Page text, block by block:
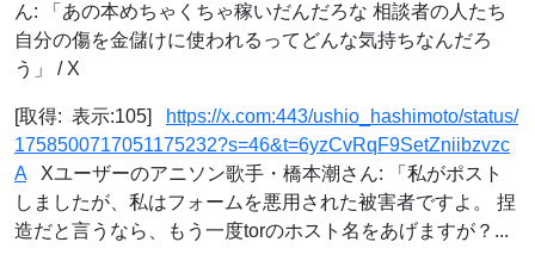
ん: 「あの本めちゃくちゃ稼いだんだろな 相談者の人たち
自分の傷を金儲けに使われるってどんな気持ちなんだろ
う」 / X
[取得: 表示:105]
https://x.com:443/ushio_hashimoto/status/
1758500717051175232?s=46&t=6yzCvRqF9SetZniibzvzc
AXユーザーのアニソン歌手・橋本潮さん: 「私がポスト
しましたが、私はフォームを悪用された被害者ですよ。 捏
造だと言うなら、もう一度torのホスト名をあげますが？...